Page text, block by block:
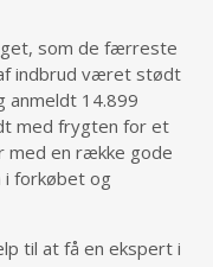
som de færreste
indbrud været stødt
anmeldt 14.899
med frygten for et
med en række gode
i forkøbet og
til at få en ekspert i